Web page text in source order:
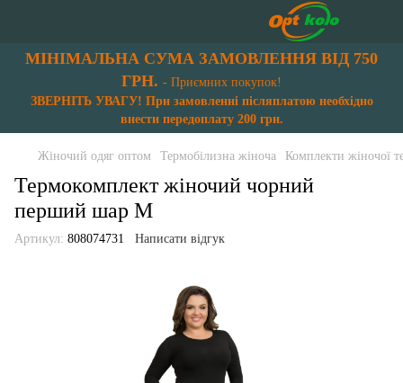
МІНІМАЛЬНА СУМА ЗАМОВЛЕННЯ ВІД 750
ГРН. - Приємних покупок!
ЗВЕРНІТЬ УВАГУ! При замовленні післяплатою необхідно
внести передоплату 200 грн.
Жіночий одяг оптом Термобілизна жіноча Комплекти жіночої
Термокомплект жіночий чорний
перший шар M
Артикул: 808074731 Написати відгук